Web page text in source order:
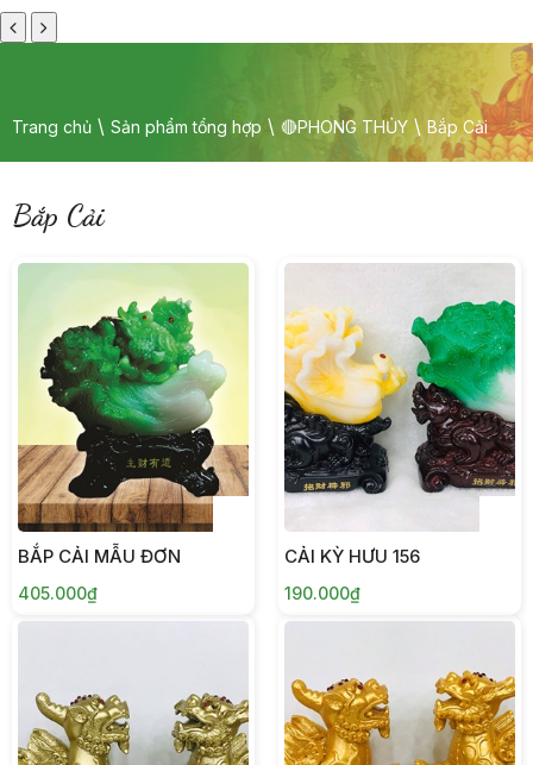
Trang chủ Sản phẩm tổng hợp 🔴PHONG THỦY Bắp Cải
Bắp Cải
BẮP CẢI MẪU ĐƠN
405.000₫
CẢI KỲ HƯU 156
190.000₫